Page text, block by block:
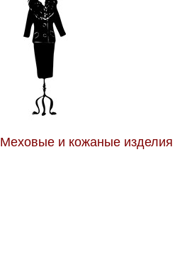
Меховые и кожаные изделия